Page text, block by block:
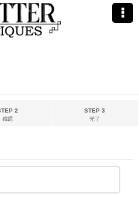
2
確認
STEP 3
完了